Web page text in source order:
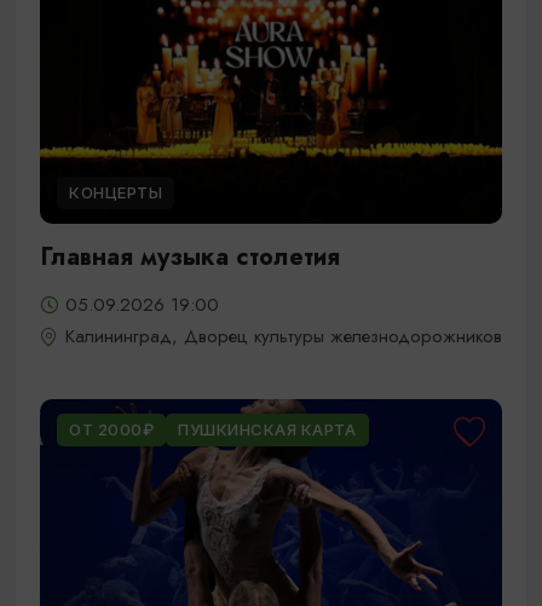
КОНЦЕРТЫ
Главная музыка столетия
05.09.2026 19:00
Калининград, Дворец культуры железнодорожников
ОТ 2000₽ ПУШКИНСКАЯ КАРТА